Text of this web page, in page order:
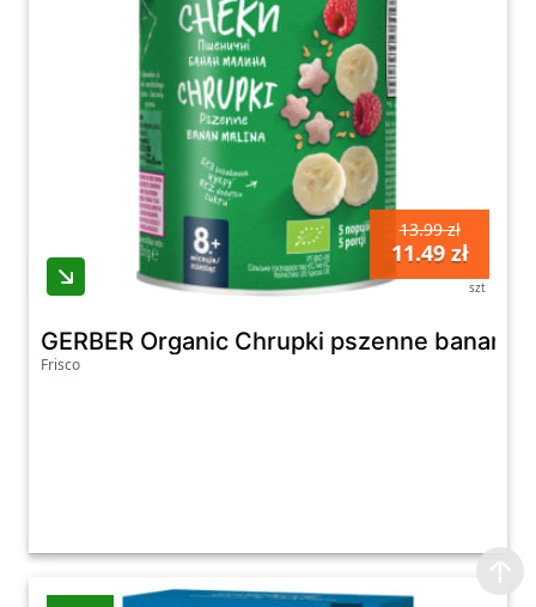
13.99 zł
11.49 zł
szt
GERBER Organic Chrupki pszenne banan
Frisco